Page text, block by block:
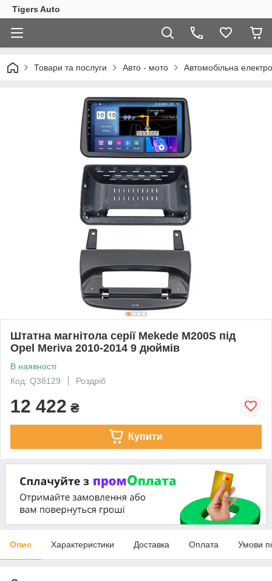
Tigers Auto
Товари та послуги Авто - мото Автомобільна
Штатна магнітола серії Mekede M200S під
Opel Meriva 2010-2014 9 дюймів
В наявності
Код: Q38129
Роздріб
12 422 ₴
Купити
Опис Характеристики Доставка Оплата Умови